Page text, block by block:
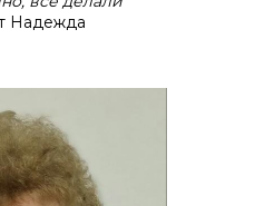
Надежда